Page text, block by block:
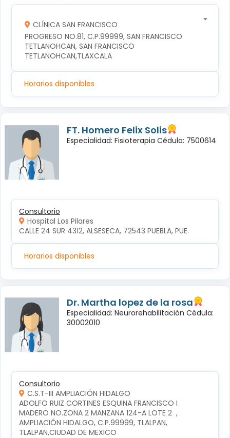
CLÍNICA SAN FRANCISCO
PROGRESO NO.81, C.P.99999, SAN FRANCISCO
TETLANOHCAN, SAN FRANCISCO
TETLANOHCAN,TLAXCALA
Horarios disponibles
FT. Homero Felix Solis
Especialidad: Fisioterapia Cédula: 7500614
Consultorio
Hospital Los Pilares
CALLE 24 SUR 4312, ALSESECA, 72543 PUEBLA, PUE.
Horarios disponibles
Dr. Martha lopez de la rosa
Especialidad: Neurorehabilitación Cédula:
30002010
Consultorio
C.S.T-III AMPLIACIÓN HIDALGO
ADOLFO RUIZ CORTINES ESQUINA FRANCISCO I
MADERO NO.ZONA 2 MANZANA 124-A LOTE 2  ,
AMPLIACIÓN HIDALGO, C.P.99999, TLALPAN,
TLALPAN,CIUDAD DE MEXICO